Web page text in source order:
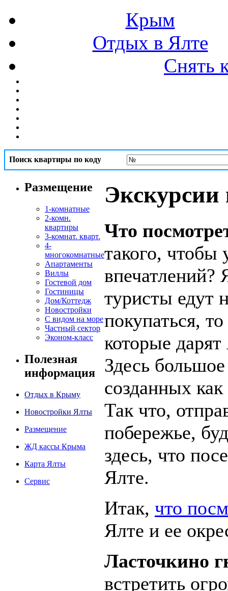
Крым
Отдых в Ялте
Снять
Поиск квартиры по коду
Размещение
1-комнатные
2-комн.
квартиры
3-комнат. кварт.
4-
многокомнатные
Апартаменты
Виллы
Гостевой дом
Гостиницы
Дом/Коттедж
Новостройки
С видом на море
Частный сектор
Эконом-класс
Полезная
информация
Отдых в Крыму
Новостройки Ялты
Размещение
ЖД кассы Крыма
Карта Ялты
Сервис
Экскурсии
Что
такого, чтобы
впечатлений?
туристы едут
покупаться,
которые
Здесь
созданных
Так что,
побережье,
здесь, что
Ялте.
Итак, что
Ялте и ее
Ласточкино
встретить